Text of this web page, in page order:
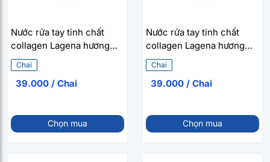
Nước rửa tay tinh chất
collagen Lagena hương
Lavender (Chai 300g)
Chai
39.000 / Chai
Chọn mua
Nước rửa tay tinh chất
collagen Lagena hương
hoa anh đào (Chai 300g)
Chai
39.000 / Chai
Chọn mua